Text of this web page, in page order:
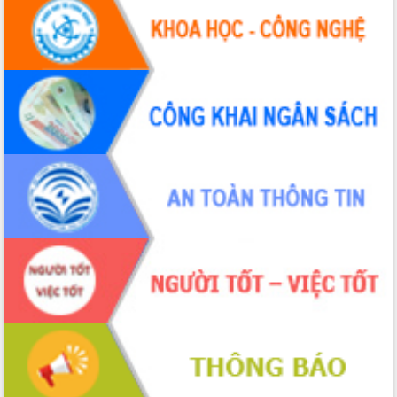
UBND tỉnh họp báo định kỳ tháng 4
năm 2026
Hội thảo khoa học “Giải pháp thúc đẩy
phát triển nền kinh tế xanh tại tỉnh
Đắk Lắk”
Tăng cường giám sát, đôn đốc thực
hiện nhiệm vụ quản lý tài sản công
hàng tuần
Tháo gỡ những vướng mắc, đẩy mạnh
công tác cải cách thủ tục hành chính
tại Trung tâm Phục vụ hành chính
công tỉnh
Đắk Lắk: Tôn vinh 46 giải pháp tại Hội
thi Sáng tạo Kỹ thuật 2024 - 2025
Đắk Lắk rà soát, điều chỉnh Đề án 190
về phát triển nuôi trồng thủy sản
Phó Chủ tịch UBND tỉnh Đắk Lắk
Trương Công Thái kiểm tra thực địa
Dự án cao tốc Khánh Hòa - Buôn Ma
Thuột